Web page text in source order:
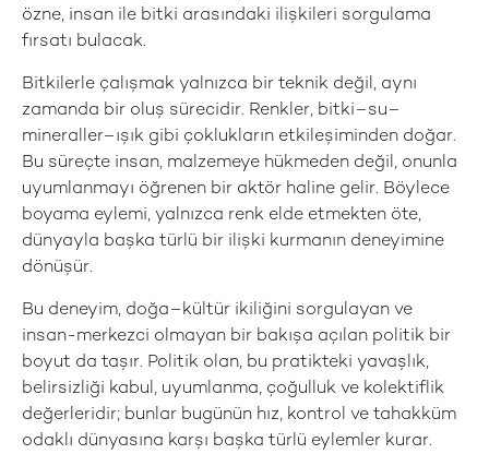
özne, insan ile bitki arasındaki ilişkileri sorgulama
fırsatı bulacak.
Bitkilerle çalışmak yalnızca bir teknik değil, aynı
zamanda bir oluş sürecidir. Renkler, bitki–su–
mineraller–ışık gibi çoklukların etkileşiminden doğar.
Bu süreçte insan, malzemeye hükmeden değil, onunla
uyumlanmayı öğrenen bir aktör haline gelir. Böylece
boyama eylemi, yalnızca renk elde etmekten öte,
dünyayla başka türlü bir ilişki kurmanın deneyimine
dönüşür.
Bu deneyim, doğa–kültür ikiliğini sorgulayan ve
insan-merkezci olmayan bir bakışa açılan politik bir
boyut da taşır. Politik olan, bu pratikteki yavaşlık,
belirsizliği kabul, uyumlanma, çoğulluk ve kolektiflik
değerleridir; bunlar bugünün hız, kontrol ve tahakküm
odaklı dünyasına karşı başka türlü eylemler kurar.